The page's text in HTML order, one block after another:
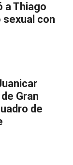
a Thiago
sexual con
Gran
de